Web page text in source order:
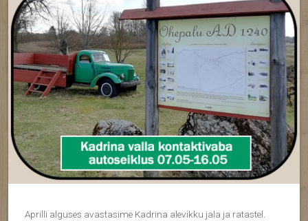
Aprilli alguses avastasime Kadrina alevikku jala ja ratastel.